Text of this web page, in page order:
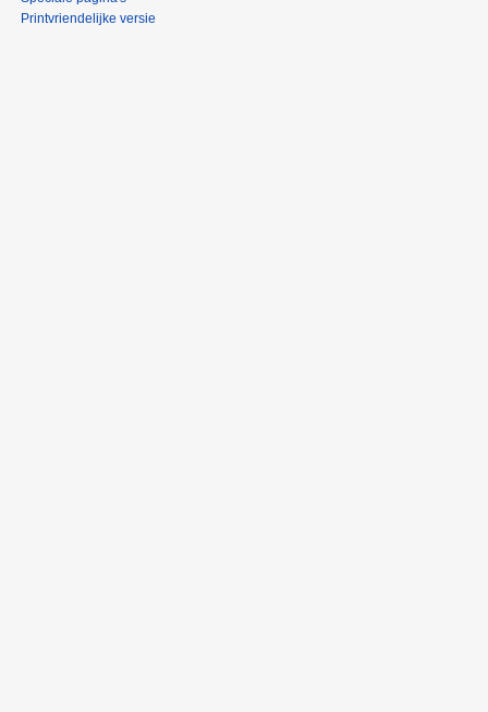
Printvriendelijke versie